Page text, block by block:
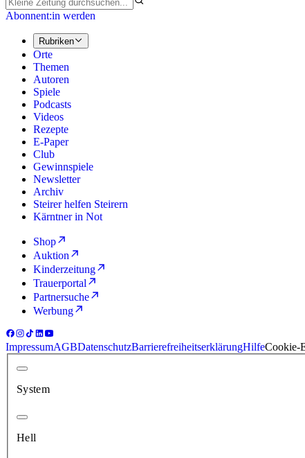
Abonnent:in werden
Rubriken
Orte
Themen
Autoren
Spiele
Podcasts
Videos
Rezepte
E-Paper
Club
Gewinnspiele
Newsletter
Archiv
Steirer helfen Steirern
Kärntner in Not
Shop
Auktion
Kinderzeitung
Trauerportal
Partnersuche
Werbung
ImpressumAGBDatenschutzBarrierefreiheitserklärungHilfeCookie-
System
Hell